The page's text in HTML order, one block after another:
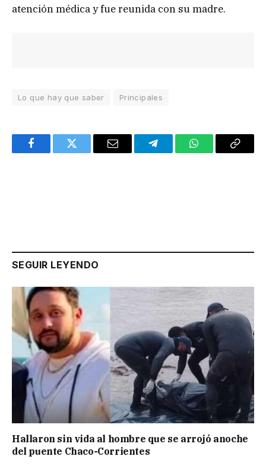
atención médica y fue reunida con su madre.
Lo que hay que saber Principales
FacebookTwitter Email TelegramWhatsAppCopy
SEGUIR LEYENDO
Hallaron sin vida al hombre que se arrojó anoche
del puente Chaco-Corrientes